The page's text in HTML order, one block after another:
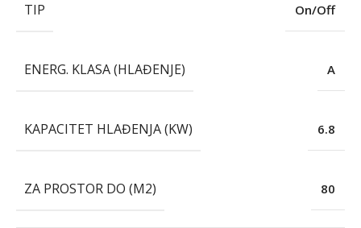
TIP On/Off
ENERG. KLASA (HLAĐENJE) A
KAPACITET HLAĐENJA (KW) 6.8
ZA PROSTOR DO (M2) 80